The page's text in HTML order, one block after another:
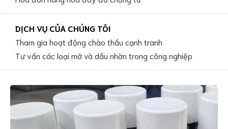
DỊCH VỤ CỦA CHÚNG TÔI
Tham gia hoạt động chào thầu cạnh tranh
Tư vấn các loại mỡ và dầu nhờn trong công nghiệp